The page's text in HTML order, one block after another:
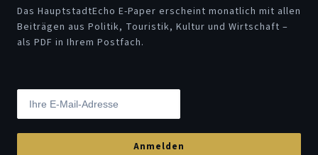
Das HauptstadtEcho E-Paper erscheint monatlich mit allen
Beiträgen aus Politik, Touristik, Kultur und Wirtschaft –
als PDF in Ihrem Postfach.
Anmelden